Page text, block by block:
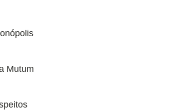
Mutum